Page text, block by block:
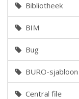
Bibliotheek
BIM
Bug
BURO-sjabloon
Central file